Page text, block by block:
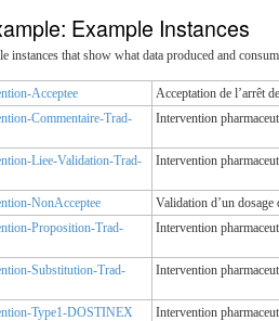
Example Instances
instances that show what data produced and
Acceptee
Acceptation de l’arrêt
Commentaire-Trad-
Intervention
Liee-Validation-Trad-
Intervention
NonAcceptee
Validation d’un
Proposition-Trad-
Intervention
Substitution-Trad-
Intervention
Type1-DOSTINEX
Intervention